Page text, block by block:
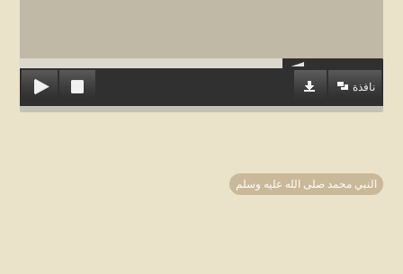
نافذة
النبي محمد صلى الله عليه وسلم